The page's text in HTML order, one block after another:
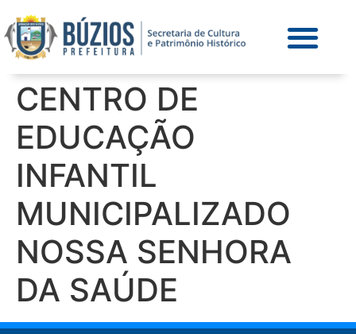
CENTRO DE
EDUCAÇÃO
INFANTIL
MUNICIPALIZADO
NOSSA SENHORA
DA SAÚDE